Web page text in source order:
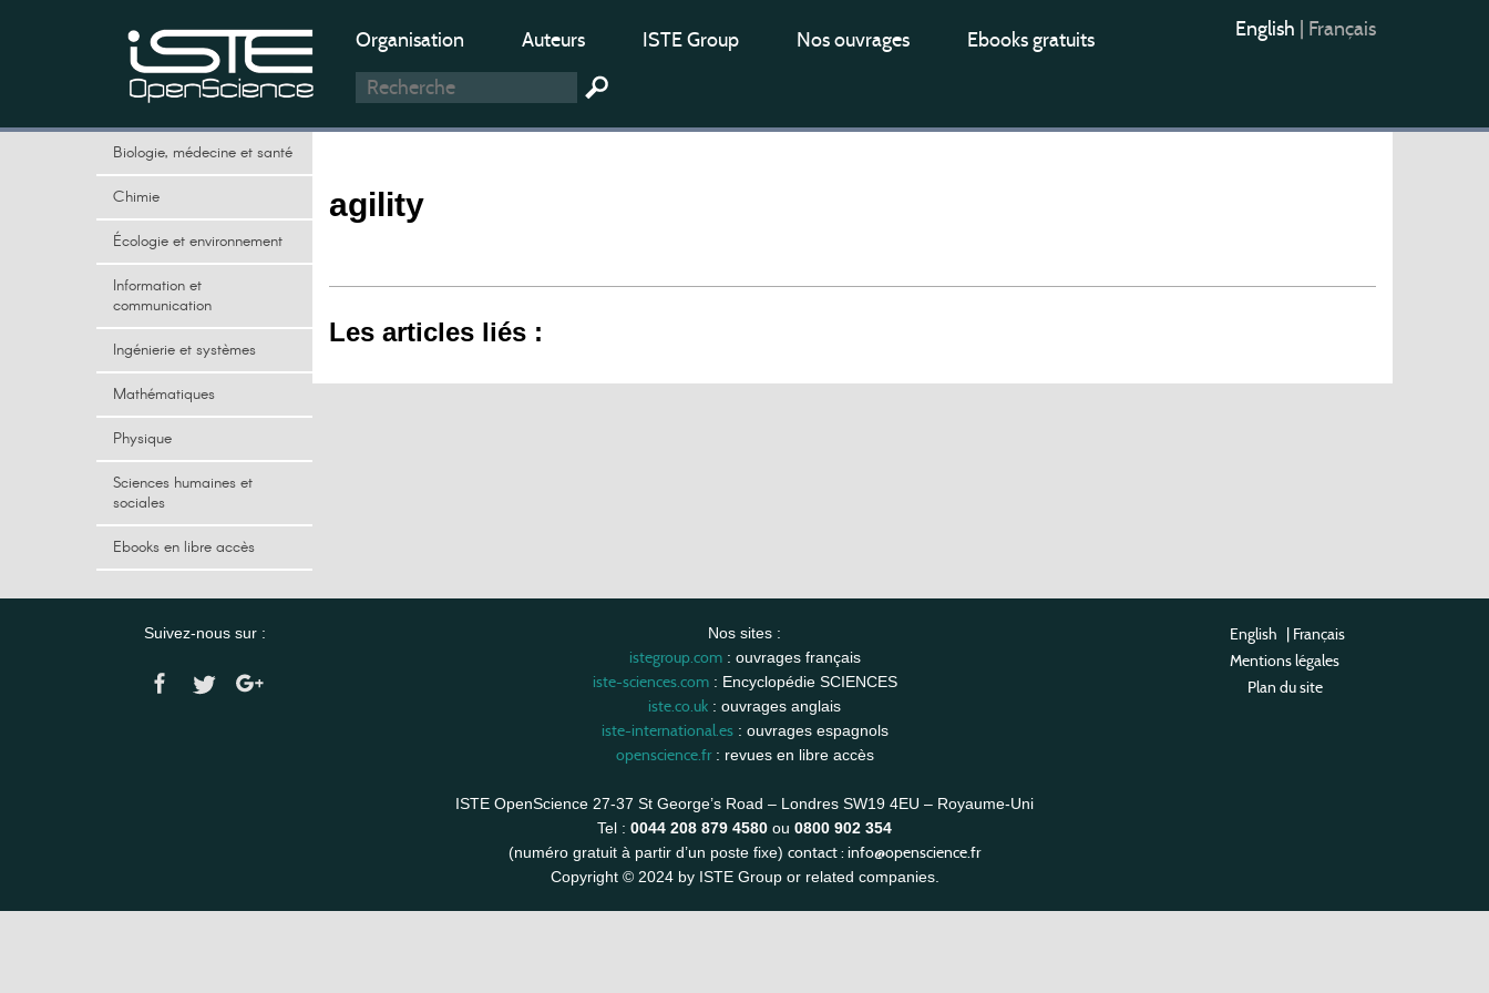
Organisation Auteurs ISTE Group Nos ouvrages Ebooks gratuits English Français
Biologie, médecine et santé
Chimie
Écologie et environnement
Information et
communication
Ingénierie et systèmes
Mathématiques
Physique
Sciences humaines et
sociales
Ebooks en libre accès
agility
Les articles liés :
Suivez-nous sur : Nos sites :
istegroup.com: ouvrages français
iste-sciences.com: Encyclopédie SCIENCES
iste.co.uk : ouvrages anglais
iste-international.es: ouvrages espagnols
openscience.fr: revues en libre accès
ISTE OpenScience 27-37 St George’s Road – Londres SW19 4EU – Royaume-Uni
Tel : 0044 208 879 4580 ou 0800 902 354
(numéro gratuit à partir d’un poste fixe) contact : info@openscience.fr
Copyright © 2024 by ISTE Group or related companies.
English | Français
Mentions légales
Plan du site